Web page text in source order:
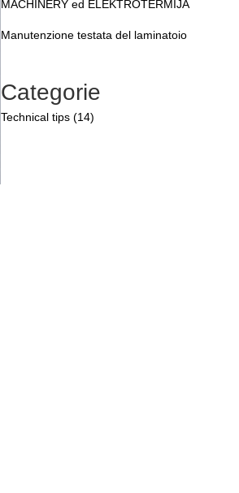
MACHINERY ed ELEKTROTERMIJA
Manutenzione testata del laminatoio
Categorie
Technical tips (14)